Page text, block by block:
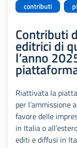
contributi
Contributi
editrici di
l’anno
Riattivata la
per l’ammissione
favore delle
in Italia o
editi e diffusi in